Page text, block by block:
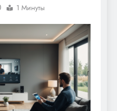
1 Минуты